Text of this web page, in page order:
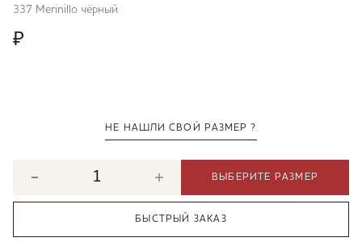
337 Merinillo чёрный
₽
НЕ НАШЛИ СВОЙ РАЗМЕР ?
ВЫБЕРИТЕ РАЗМЕР
БЫСТРЫЙ ЗАКАЗ